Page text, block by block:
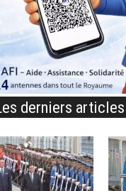
derniers articles